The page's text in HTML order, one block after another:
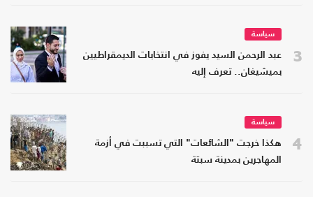
3
سياسة
عبد الرحمن السيد يفوز في انتخابات الديمقراطيين
بميشيغان.. تعرف إليه
4
سياسة
هكذا خرجت "الشائعات" التي تسببت في أزمة
المهاجرين بمدينة سبتة